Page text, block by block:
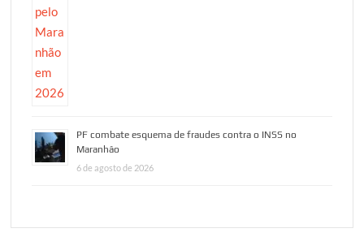
PF combate esquema de fraudes contra o INSS no
Maranhão
6 de agosto de 2026